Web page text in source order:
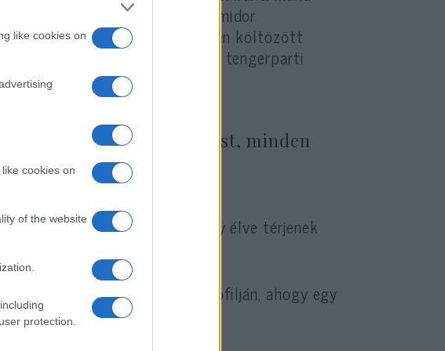
like cookies on
cookies on
of the website
protection.
ban alapították meg a Pomidor
is rendelkezik, 2022-ben költözött
október 7-én megtámadott tengerparti
támogassuk egymást, minden
egy imát is fűzött, hogy élve térjenek
is ott vannak az Instagram-profilján, ahogy egy
ítéli el.